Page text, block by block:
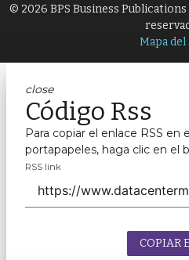
© 2026 BPS Business
Mapa del
close
Código Rss
Para copiar el enlace RSS en
portapapeles, haga clic en el
RSS link
COPIAR